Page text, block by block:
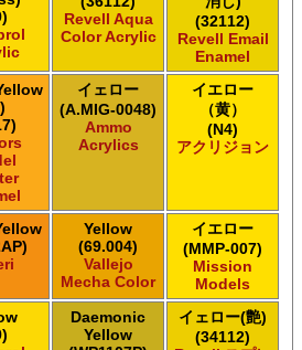
ダムカラースプレー
ンダムマーカー
ホビーカラー
Revell Aqua
Color Acrylic
(32112)
Revell Email
Enamel
イェロー
(A.MIG-0048)
Ammo
Acrylics
イエロー
（黄）
(N4)
アクリジョン
Yellow
(69.004)
Vallejo
Mecha Color
イエロー
(MMP-007)
Mission
Models
Daemonic
Yellow
イェロー(艶)
(34112)